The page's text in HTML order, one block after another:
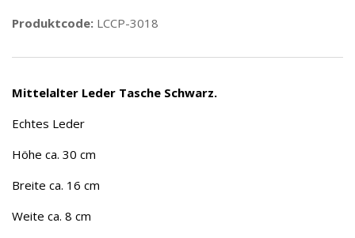
Produktcode: LCCP-3018
Mittelalter Leder Tasche Schwarz.
Echtes Leder
Höhe ca. 30 cm
Breite ca. 16 cm
Weite ca. 8 cm